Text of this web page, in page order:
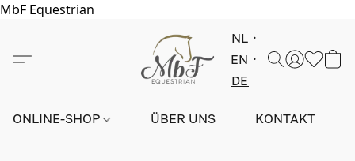
MbF Equestrian
NL
EN
DE
ONLINE-SHOP ÜBER UNS KONTAKT